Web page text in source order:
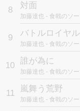
8 対面
加藤達也 - 食戟のソ
9 バトルロイヤル
加藤達也 - 食戟のソ
10 誰が為に
加藤達也 - 食戟のソ
11 嵐舞う荒野
加藤達也 - 食戟のソ